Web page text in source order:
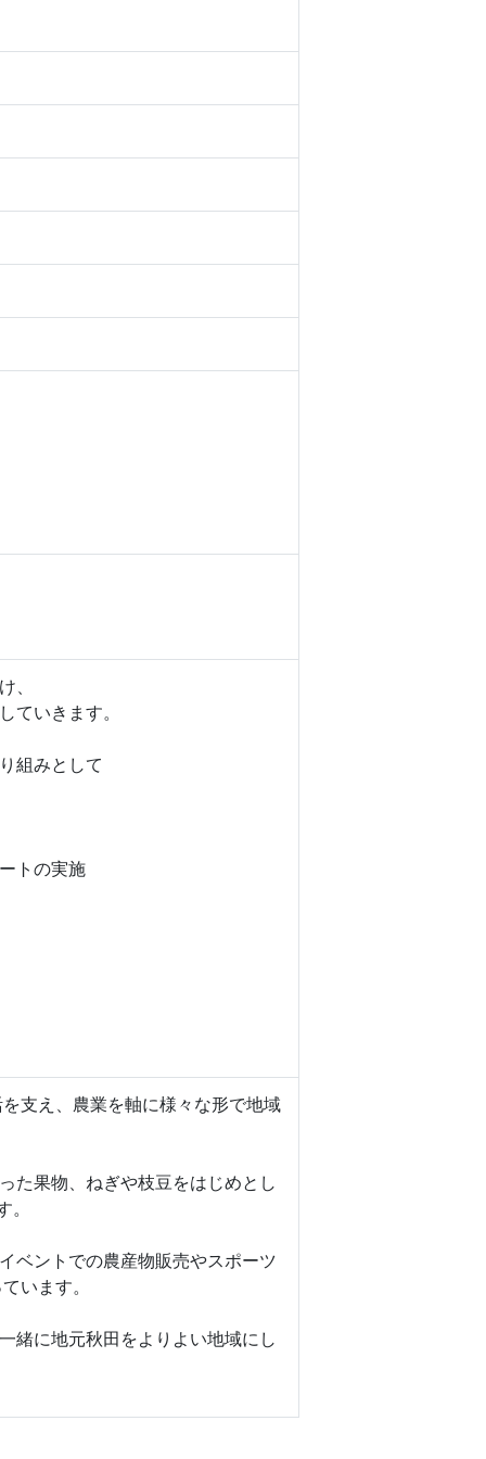
、
ていきます。
組みとして
トの実施
支え、農業を軸に様々な形で地域
た果物、ねぎや枝豆をはじめとし
ベントでの農産物販売やスポーツ
います。
緒に地元秋田をよりよい地域にし